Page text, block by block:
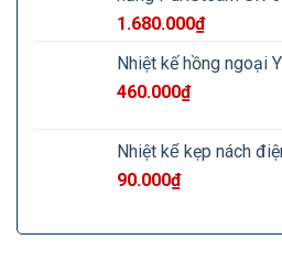
1.680.000₫
Nhiệt kế hồng ngoại
460.000₫
Nhiệt kế kẹp nách
90.000₫